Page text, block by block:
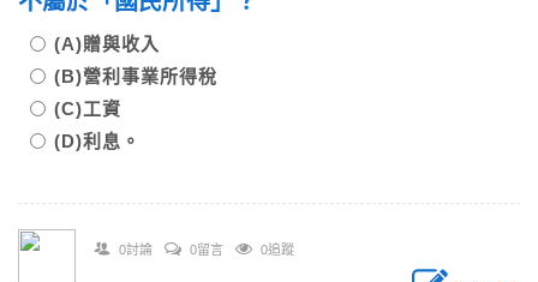
(A)贈與收入
(B)營利事業所得稅
(C)工資
(D)利息。
0討論 0留言 0追蹤